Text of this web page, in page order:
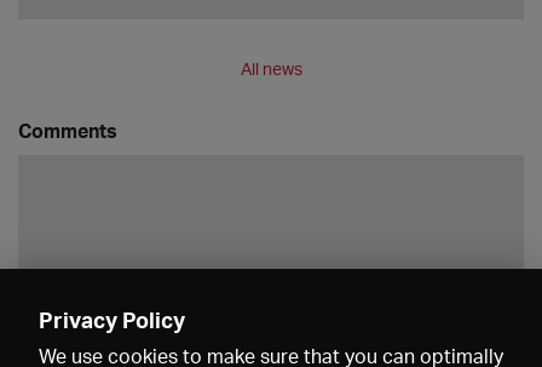
All news
Comments
Privacy Policy
We use cookies to make sure that you can optimally